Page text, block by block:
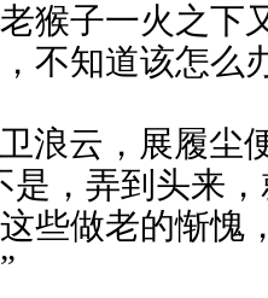
猴子一火之下
，不知道该怎
浪云，展履尘
是，弄到头来
些做老的惭愧